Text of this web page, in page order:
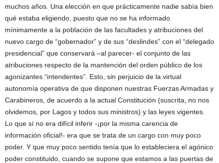
muchos años. Una elección en que prácticamente nadie sabía bien
qué estaba eligiendo, puesto que no se ha informado
mínimamente a la población de las facultades y atribuciones del
nuevo cargo de “gobernador” y de sus “deslindes” con el “delegado
presidencial” que conservará –al parecer- el conjunto de las
atribuciones respecto de la mantención del orden público de los
agonizantes “intendentes”. Esto, sin perjuicio de la virtual
autonomía operativa de que disponen nuestras Fuerzas Armadas y
Carabineros, de acuerdo a la actual Constitución (suscrita, no nos
olvidemos, por Lagos y todos sus ministros) y las leyes vigentes.
Lo que sí no era difícil inferir -¡por la misma carencia de
información oficial!- era que se trata de un cargo con muy poco
poder. Y que muy poco sentido tenía que lo estableciera el agónico
poder constituido, cuando se supone que estamos a las puertas de